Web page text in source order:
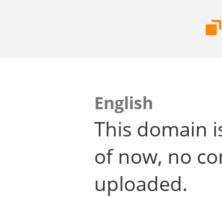
English
This domain
of now, no
uploaded.